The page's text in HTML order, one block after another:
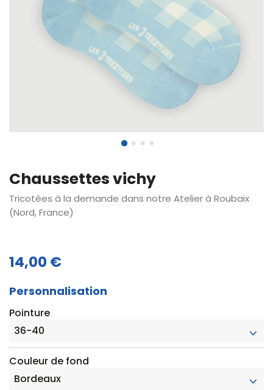
Chaussettes vichy
Tricotées à la demande dans notre Atelier à Roubaix
(Nord, France)
14,00 €
Personnalisation
Pointure
Couleur de fond